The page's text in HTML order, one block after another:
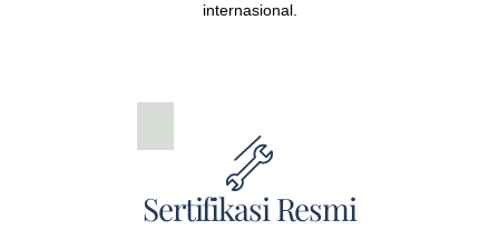
internasional.
Sertifikasi Resmi